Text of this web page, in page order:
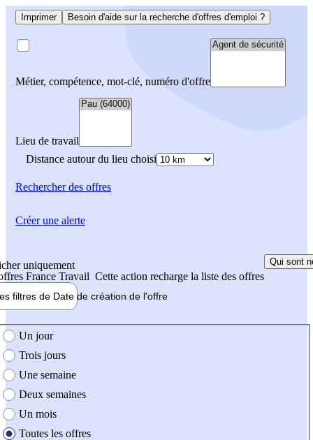
Imprimer Besoin d'aide sur la recherche d'offres d'emploi ?
Métier, compétence, mot-clé, numéro d'offre
Lieu de travail
Distance autour du lieu choisi
Rechercherdes offres
uniquement
France Travail Cette action recharge la liste des offres
Qui sont
filtres de Date de création de l'offre
création de l'offre
Un jour
Trois jours
Une semaine
Deux semaines
Un mois
Toutes les offres
Créer une alerte